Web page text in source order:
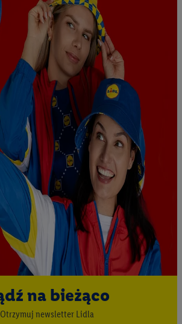
na bieżąco
Otrzymuj newsletter Lidla